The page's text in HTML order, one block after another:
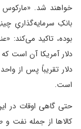
خواهند شد. «مارکوس
بانکِ سرمایه‌گذاریِ
بوده، تاکید می‌کند:
دلار آمریکا آن است
دلار تقریباً پس از
است.
حتی گاهی اوقات در
کالاها از جمله نفت و